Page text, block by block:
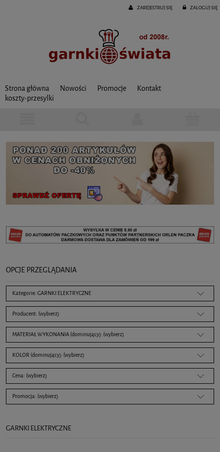
ZAREJESTRUJ SIĘ ZALOGUJ SIĘ
Strona główna Nowości Promocje
Kontakt
koszty-przesylki
OPCJE PRZEGLĄDANIA
Kategorie: GARNKI ELEKTRYCZNE
Producent: (wybierz)
MATERIAŁ WYKONANIA (dominujący): (wybierz)
KOLOR (dominujący): (wybierz)
Cena: (wybierz)
Promocja: (wybierz)
GARNKI ELEKTRYCZNE